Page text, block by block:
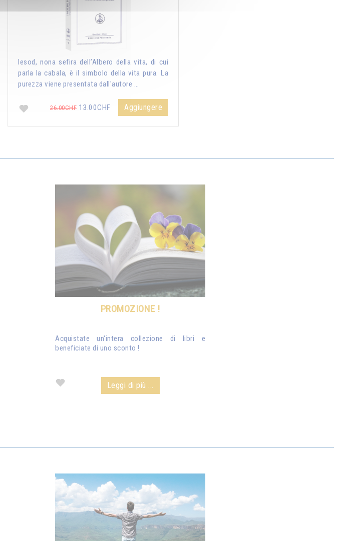
Iesod, nona sefira dell’Albero della vita, di cui
parla la cabala, è il simbolo della vita pura. La
purezza viene presentata dall'autore …
26.00CHF 13.00CHF Aggiungere
PROMOZIONE !
Acquistate un'intera collezione di libri e
beneficiate di uno sconto !
Leggi di più ...